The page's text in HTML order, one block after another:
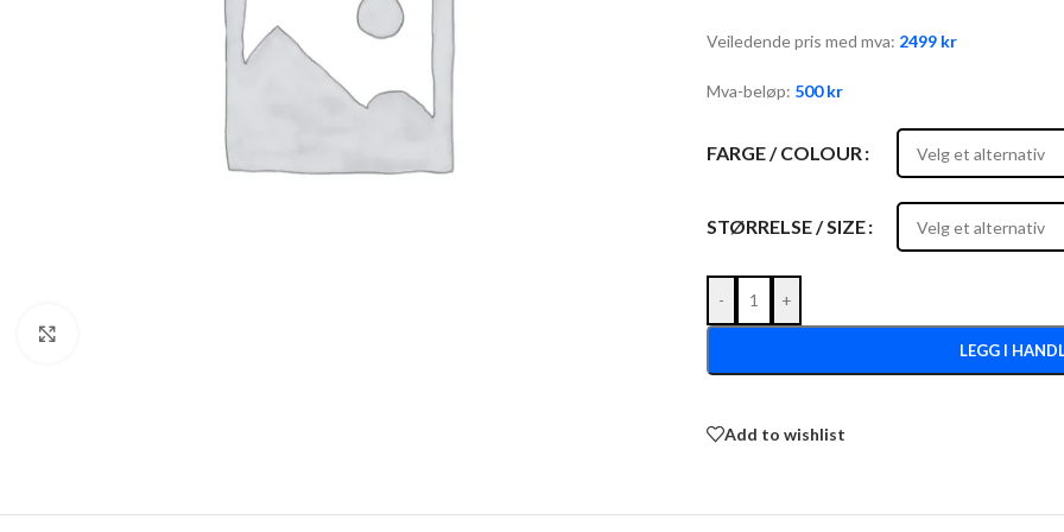
Veiledende pris med mva: 2499 kr
Mva-beløp: 500kr
FARGE / COLOUR
STØRRELSE / SIZE
- +
LEGG I
Add to wishlist